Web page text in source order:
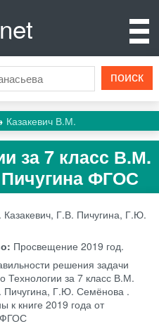
Казакевич В.М.
за 7 класс В.М.
ФГОС
Г.В. Пичугина, Г.Ю.
Просвещение 2019 год.
решения задачи
Технологии за 7 класс В.М.
Пичугина, Г.Ю. Семёнова .
к книге 2019 года от